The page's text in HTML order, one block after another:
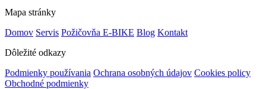
Mapa stránky
Domov Servis Požičovňa E-BIKE Blog Kontakt
Dôležité odkazy
Podmienky používania Ochrana osobných údajov Cookies policy
Obchodné podmienky